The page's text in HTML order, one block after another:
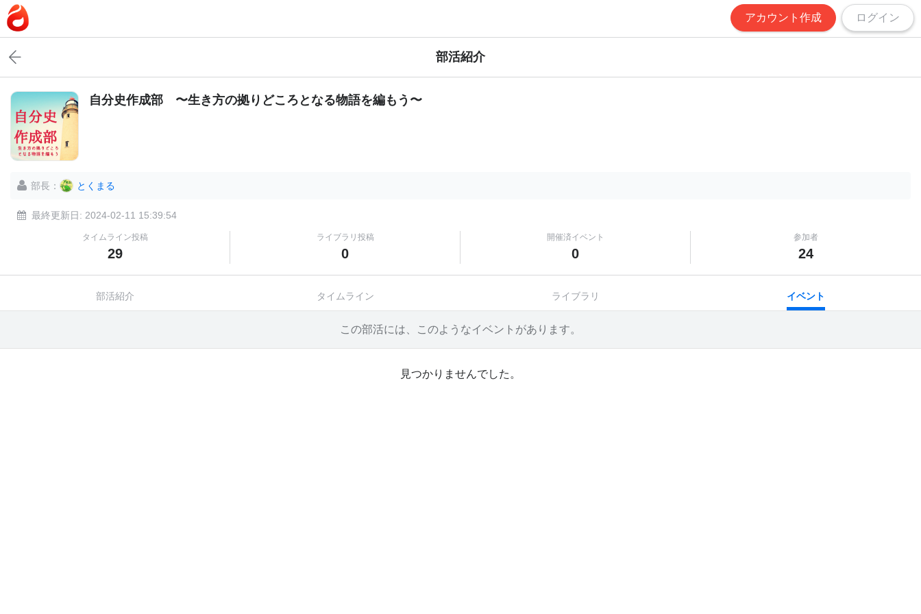
アカウント作成 ログイン
部活紹介
自分史作成部 〜生き方の拠りどころとなる物語を編もう〜
部長： とくまる
最終更新日: 2024-02-11 15:39:54
タイムライン投稿
29
ライブラリ 投稿
0
開催済イベント
0
参加者
24
部活紹介 タイムライン ライブラリ イベント
この部活には、 このようなイベントがあります。
見つかりませんでした。